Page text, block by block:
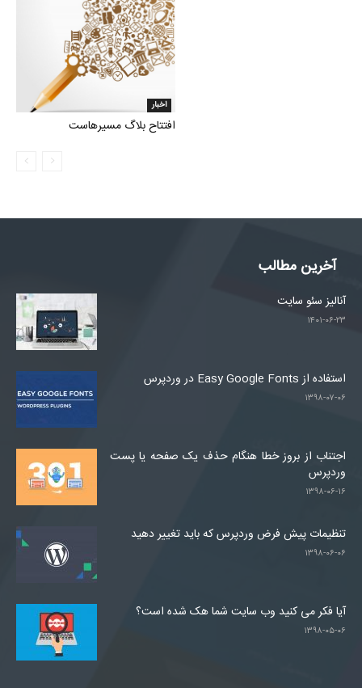
اخبار
افتتاح بلاگ مسیرهاست
آخرین مطالب
آنالیز سئو سایت
۱۴۰۱-۰۶-۲۳
استفاده از Easy Google Fonts در وردپرس
۱۳۹۸-۰۷-۰۶
اجتناب از بروز خطا هنگام حذف یک صفحه یا پست
وردپرس
۱۳۹۸-۰۶-۱۶
تنظیمات پیش فرض وردپرس که باید تغییر دهید
۱۳۹۸-۰۶-۰۶
آیا فکر می کنید وب سایت شما هک شده است؟
۱۳۹۸-۰۵-۰۶